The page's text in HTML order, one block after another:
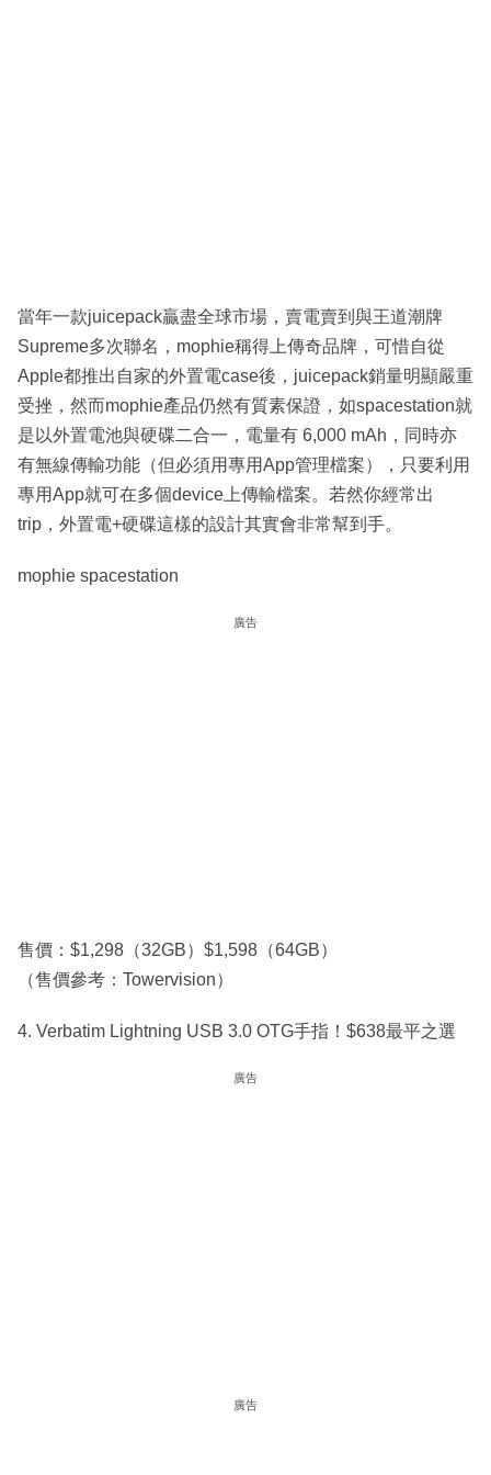
當年一款juicepack贏盡全球市場，賣電賣到與王道潮牌
Supreme多次聯名，mophie稱得上傳奇品牌，可惜自從
Apple都推出自家的外置電case後，juicepack銷量明顯嚴重
受挫，然而mophie產品仍然有質素保證，如spacestation就
是以外置電池與硬碟二合一，電量有 6,000 mAh，同時亦
有無線傳輸功能（但必須用專用App管理檔案），只要利用
專用App就可在多個device上傳輸檔案。若然你經常出
trip，外置電+硬碟這樣的設計其實會非常幫到手。
mophie spacestation
廣告
售價：$1,298（32GB）$1,598（64GB）
（售價參考：Towervision）
4. Verbatim Lightning USB 3.0 OTG手指！$638最平之選
廣告
廣告